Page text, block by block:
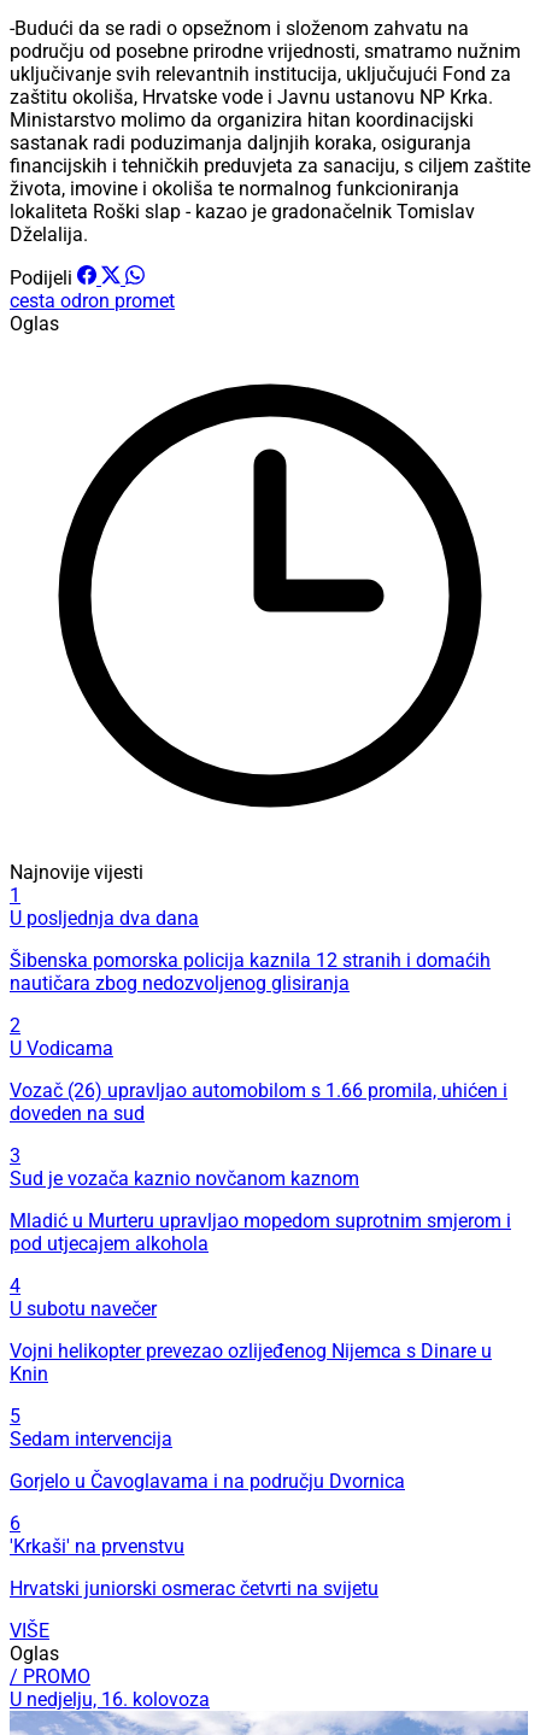
-Budući da se radi o opsežnom i složenom zahvatu na
području od posebne prirodne vrijednosti, smatramo nužnim
uključivanje svih relevantnih institucija, uključujući Fond za
zaštitu okoliša, Hrvatske vode i Javnu ustanovu NP Krka.
Ministarstvo molimo da organizira hitan koordinacijski
sastanak radi poduzimanja daljnjih koraka, osiguranja
financijskih i tehničkih preduvjeta za sanaciju, s ciljem zaštite
života, imovine i okoliša te normalnog funkcioniranja
lokaliteta Roški slap - kazao je gradonačelnik Tomislav
Dželalija.
Podijeli
cesta odron promet
Oglas
Najnovije vijesti
1
U posljednja dva dana
Šibenska pomorska policija kaznila 12 stranih i domaćih
nautičara zbog nedozvoljenog glisiranja
2
U Vodicama
Vozač (26) upravljao automobilom s 1.66 promila, uhićen i
doveden na sud
3
Sud je vozača kaznio novčanom kaznom
Mladić u Murteru upravljao mopedom suprotnim smjerom i
pod utjecajem alkohola
4
U subotu navečer
Vojni helikopter prevezao ozlijeđenog Nijemca s Dinare u
Knin
5
Sedam intervencija
Gorjelo u Čavoglavama i na području Dvornica
6
'Krkaši' na prvenstvu
Hrvatski juniorski osmerac četvrti na svijetu
VIŠE
Oglas
/ PROMO
U nedjelju, 16. kolovoza